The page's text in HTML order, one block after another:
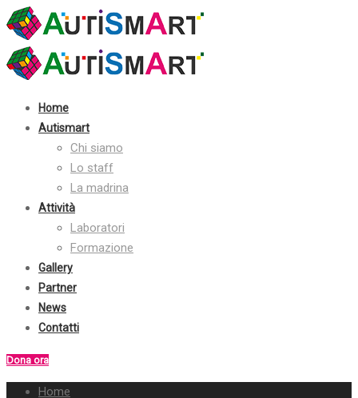
Home
Autismart
Chi siamo
Lo staff
La madrina
Attività
Laboratori
Formazione
Gallery
Partner
News
Contatti
Dona ora
Home